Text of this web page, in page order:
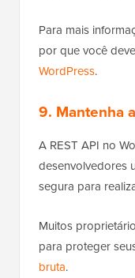
Para mais
por que você deve
WordPress.
9. Mantenha
A REST API no
desenvolvedores
segura para
Muitos
para proteger
bruta.